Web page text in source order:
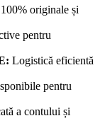
originale și
pentru
Logistică eficientă
pentru
a contului și